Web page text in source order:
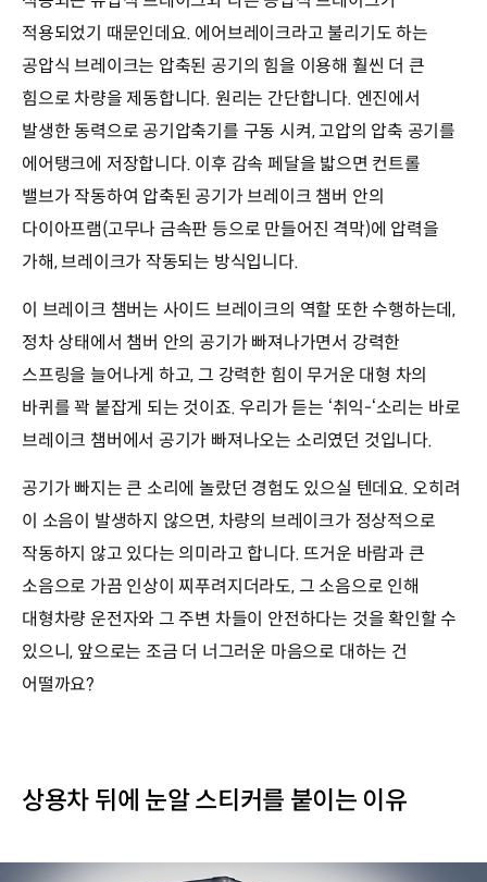
적용되었기 때문인데요. 에어브레이크라고 불리기도 하는
공압식 브레이크는 압축된 공기의 힘을 이용해 훨씬 더 큰
힘으로 차량을 제동합니다. 원리는 간단합니다. 엔진에서
발생한 동력으로 공기압축기를 구동 시켜, 고압의 압축 공기를
에어탱크에 저장합니다. 이후 감속 페달을 밟으면 컨트롤
밸브가 작동하여 압축된 공기가 브레이크 챔버 안의
다이아프램(고무나 금속판 등으로 만들어진 격막)에 압력을
가해, 브레이크가 작동되는 방식입니다.
이 브레이크 챔버는 사이드 브레이크의 역할 또한 수행하는데,
정차 상태에서 챔버 안의 공기가 빠져나가면서 강력한
스프링을 늘어나게 하고, 그 강력한 힘이 무거운 대형 차의
바퀴를 꽉 붙잡게 되는 것이죠. 우리가 듣는 ‘취익-‘소리는 바로
브레이크 챔버에서 공기가 빠져나오는 소리였던 것입니다.
공기가 빠지는 큰 소리에 놀랐던 경험도 있으실 텐데요. 오히려
이 소음이 발생하지 않으면, 차량의 브레이크가 정상적으로
작동하지 않고 있다는 의미라고 합니다. 뜨거운 바람과 큰
소음으로 가끔 인상이 찌푸려지더라도, 그 소음으로 인해
대형차량 운전자와 그 주변 차들이 안전하다는 것을 확인할 수
있으니, 앞으로는 조금 더 너그러운 마음으로 대하는 건
어떨까요?
상용차 뒤에 눈알 스티커를 붙이는 이유